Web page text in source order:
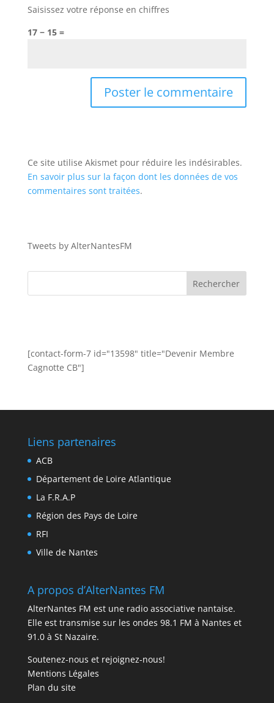
Saisissez votre réponse en chiffres
17 − 15 =
Ce site utilise Akismet pour réduire les indésirables.
En savoir plus sur la façon dont les données de vos
commentaires sont traitées.
Tweets by AlterNantesFM
[contact-form-7 id="13598" title="Devenir Membre
Cagnotte CB"]
Liens partenaires
ACB
Département de Loire Atlantique
La F.R.A.P
Région des Pays de Loire
RFI
Ville de Nantes
A propos d’AlterNantes FM
AlterNantes FM est une radio associative nantaise.
Elle est transmise sur les ondes 98.1 FM à Nantes et
91.0 à St Nazaire.
Soutenez-nous et rejoignez-nous!
Mentions Légales
Plan du site